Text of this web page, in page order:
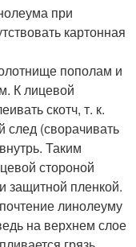
при
картонная
пополам и
К лицевой
скотч, т. к.
след (сворачивать
Таким
стороной
защитной пленкой.
линолеуму
на верхнем слое